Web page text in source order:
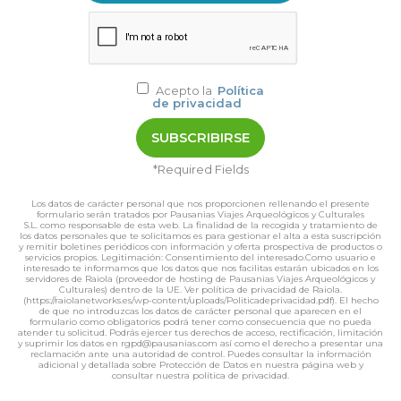
Acepto la Política
de privacidad
*Required Fields
Los datos de carácter personal que nos proporcionen rellenando el presente
formulario serán tratados por Pausanias Viajes Arqueológicos y Culturales
S.L. como responsable de esta web. La finalidad de la recogida y tratamiento de
los datos personales que te solicitamos es para gestionar el alta a esta suscripción
y remitir boletines periódicos con información y oferta prospectiva de productos o
servicios propios. Legitimación: Consentimiento del interesado.Como usuario e
interesado te informamos que los datos que nos facilitas estarán ubicados en los
servidores de Raiola (proveedor de hosting de Pausanias Viajes Arqueológicos y
Culturales) dentro de la UE. Ver política de privacidad de Raiola.
(https://raiolanetworks.es/wp-content/uploads/Politicadeprivacidad.pdf). El hecho
de que no introduzcas los datos de carácter personal que aparecen en el
formulario como obligatorios podrá tener como consecuencia que no pueda
atender tu solicitud. Podrás ejercer tus derechos de acceso, rectificación, limitación
y suprimir los datos en rgpd@pausanias.com así como el derecho a presentar una
reclamación ante una autoridad de control. Puedes consultar la información
adicional y detallada sobre Protección de Datos en nuestra página web y
consultar nuestra política de privacidad.